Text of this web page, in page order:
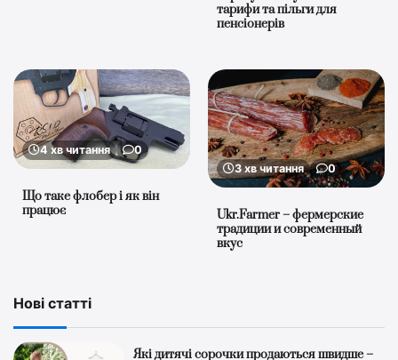
тарифи та пільги для
пенсіонерів
4 хв читання 0
Що таке флобер і як він
працює
3 хв читання 0
Ukr.Farmer – фермерские
традиции и современный
вкус
Нові статті
Які дитячі сорочки продаються швидше –